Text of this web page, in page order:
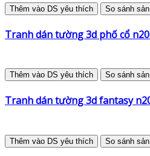
Thêm vào DS yêu thích So sánh
Tranh dán tường 3d phố cổ
Thêm vào DS yêu thích So sánh
Tranh dán tường 3d fantasy
Thêm vào DS yêu thích So sánh